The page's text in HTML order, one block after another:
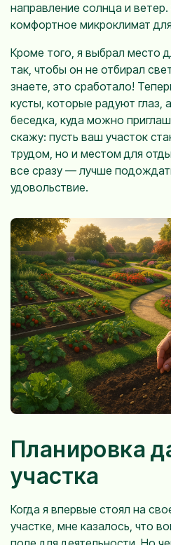
направление солнца и
комфортное микроклимат
Кроме того, я выбрал место
так, чтобы он не отбирал
знаете, это сработало!
кусты, которые радуют глаз,
беседка, куда можно
скажу: пусть ваш участок
трудом, но и местом для
все сразу — лучше
удовольствие.
Планировка
участка
Когда я впервые стоял на
участке, мне казалось, что